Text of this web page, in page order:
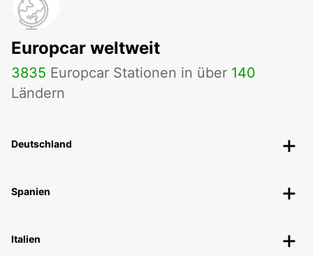
Europcar weltweit
3835 Europcar Stationen in über 140
Ländern
Deutschland
Spanien
Italien